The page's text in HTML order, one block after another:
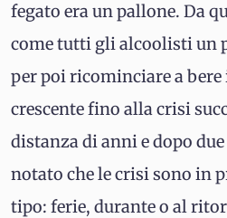
fegato era un pallone. Da
come tutti gli alcoolisti un
per poi ricominciare a
crescente fino alla crisi
distanza di anni e dopo
notato che le crisi sono in
tipo: ferie, durante o al